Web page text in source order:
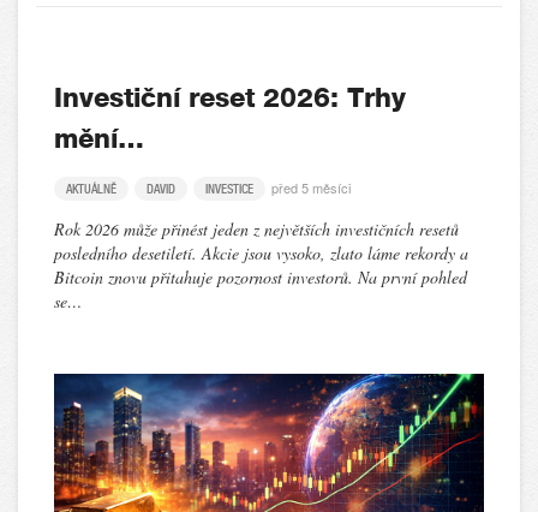
Investiční reset 2026: Trhy
mění…
AKTUÁLNĚ DAVID INVESTICE před 5 měsíci
Rok 2026 může přinést jeden z největších investičních resetů
posledního desetiletí. Akcie jsou vysoko, zlato láme rekordy a
Bitcoin znovu přitahuje pozornost investorů. Na první pohled
se…